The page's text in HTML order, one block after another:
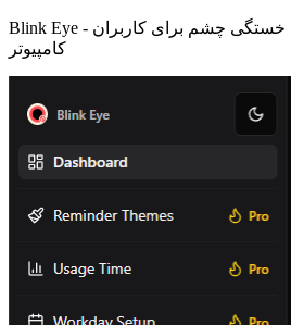
Blink Eye - خستگی چشم برای کاربران
کامپیوتر